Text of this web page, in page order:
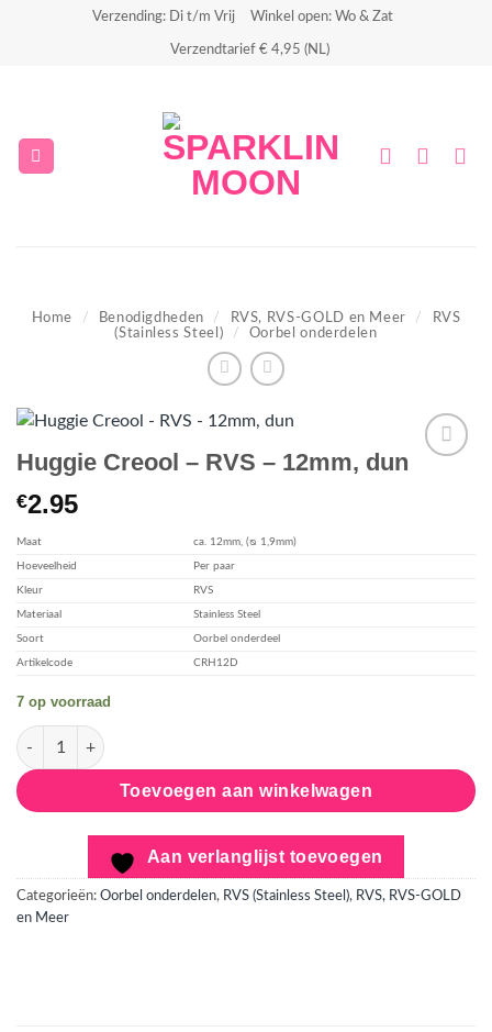
Verzending: Di t/m Vrij Winkel open: Wo & Zat
Verzendtarief € 4,95 (NL)
Home / Benodigdheden / RVS, RVS-GOLD en Meer /
RVS
(Stainless Steel)
/ Oorbel onderdelen
Huggie Creool – RVS – 12mm, dun
€2.95
Maat ca. 12mm, (ᴓ 1,9mm)
Hoeveelheid Per paar
Kleur RVS
Materiaal Stainless Steel
Soort Oorbel onderdeel
Artikelcode CRH12D
7 op voorraad
Huggie Creool - RVS - 12mm, dun aantal
Toevoegen aan winkelwagen
Aan verlanglijst toevoegen
Categorieën: Oorbel onderdelen, RVS (Stainless Steel), RVS, RVS-GOLD
en Meer